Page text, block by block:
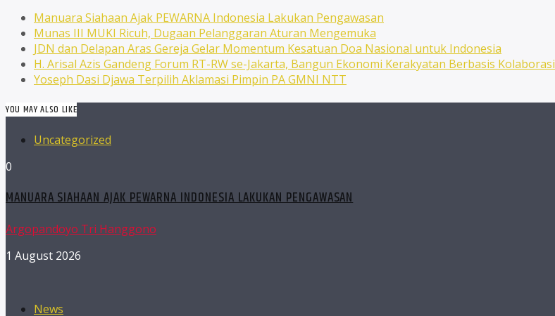
Manuara Siahaan Ajak PEWARNA Indonesia Lakukan Pengawasan
Munas III MUKI Ricuh, Dugaan Pelanggaran Aturan Mengemuka
JDN dan Delapan Aras Gereja Gelar Momentum Kesatuan Doa Nasional untuk Indonesia
H. Arisal Azis Gandeng Forum RT-RW se-Jakarta, Bangun Ekonomi Kerakyatan Berbasis Kolaborasi
Yoseph Dasi Djawa Terpilih Aklamasi Pimpin PA GMNI NTT
YOU MAY ALSO LIKE
Uncategorized
0
MANUARA SIAHAAN AJAK PEWARNA INDONESIA LAKUKAN PENGAWASAN
Argopandoyo Tri Hanggono
1 August 2026
News